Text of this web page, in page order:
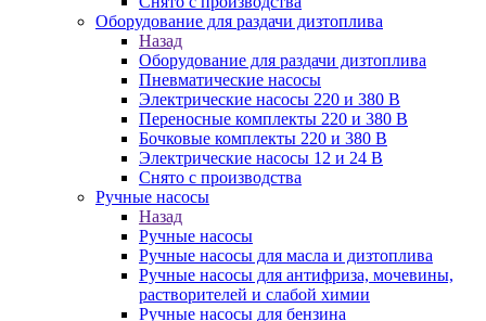
Оборудование для раздачи дизтоплива
Назад
Оборудование для раздачи дизтоплива
Пневматические насосы
Электрические насосы 220 и 380 В
Переносные комплекты 220 и 380 В
Бочковые комплекты 220 и 380 В
Электрические насосы 12 и 24 В
Снято с производства
Ручные насосы
Назад
Ручные насосы
Ручные насосы для масла и дизтоплива
Ручные насосы для антифриза, мочевины,
растворителей и слабой химии
Ручные насосы для бензина